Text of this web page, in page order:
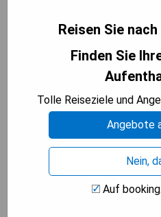
Das Kimpton - Hotel
IHG Hotel, wurde im
Reisen Sie
Finden Sie
Tolle Reiseziele und
Angebote
Nein,
Auf